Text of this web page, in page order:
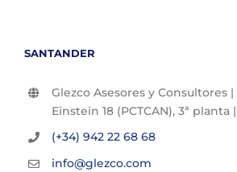
SANTANDER
Glezco Asesores y Consultores
Einstein 18 (PCTCAN), 3ª planta
(+34) 942 22 68 68
info@glezco.com